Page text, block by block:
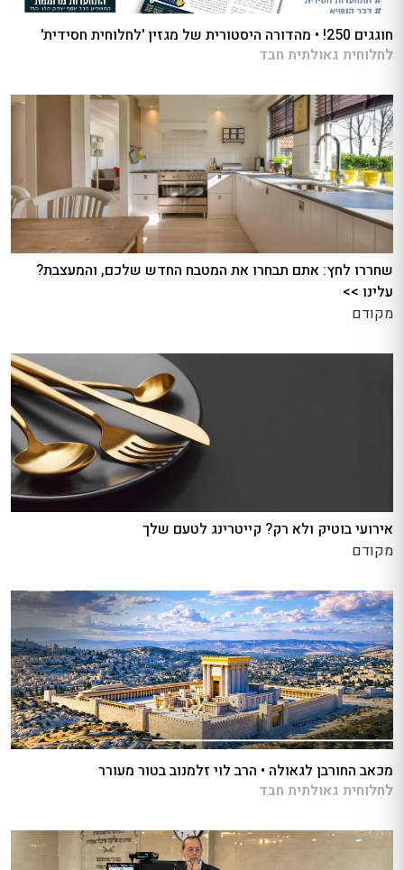
חוגגים 250! • מהדורה היסטורית של מגזין 'לחלוחית חסידית'
לחלוחית גאולתית חבד
שחררו לחץ: אתם תבחרו את המטבח החדש שלכם, והמעצבת?
עלינו >>
מקודם
אירועי בוטיק ולא רק? קייטרינג לטעם שלך
מקודם
מכאב החורבן לגאולה • הרב לוי זלמנוב בטור מעורר
לחלוחית גאולתית חבד